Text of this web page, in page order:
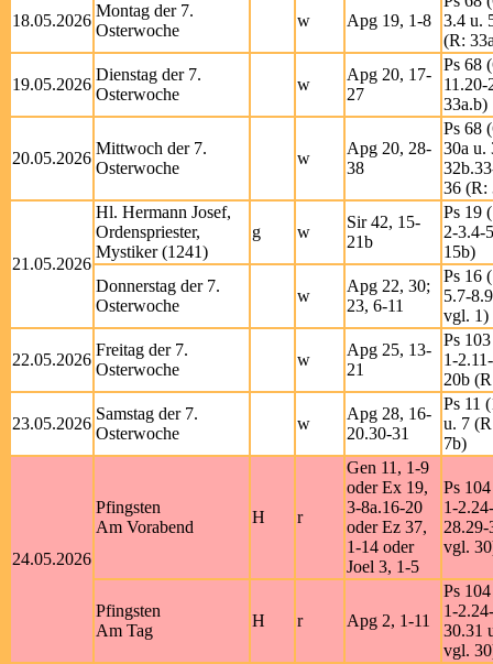
18.05.2026
Montag der 7.
Osterwoche
w Apg 19, 1-8
3.4 u.
(R:
19.05.2026
Dienstag der 7.
Osterwoche
w
Apg 20, 17-
27
Ps 68
11.20-
33a.b)
20.05.2026
Mittwoch der 7.
Osterwoche
w
Apg 20, 28-
38
Ps 68
30a u.
36 (R:
21.05.2026
Hl. Hermann Josef,
Ordenspriester,
Mystiker (1241)
g w
Sir 42, 15-
21b
Ps 19
2-3.4-
15b)
Donnerstag der 7.
Osterwoche
w
Apg 22, 30;
23, 6-11
Ps 16
5.7-
vgl. 1)
22.05.2026
Freitag der 7.
Osterwoche
w
Apg 25, 13-
21
Ps
1-
20b
23.05.2026
Samstag der 7.
Osterwoche
w
Apg 28, 16-
20.30-31
Ps 11
u. 7
7b)
24.05.2026
Pfingsten
Am Vorabend
H r
Gen 11, 1-9
oder Ex 19,
3-8a.16-20
oder Ez 37,
1-14 oder
Joel 3, 1-5
Ps
1-
vgl.
Pfingsten
Am Tag
H r Apg 2, 1-11
Ps
1-
30.31
vgl.